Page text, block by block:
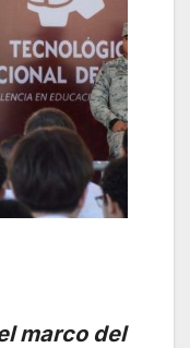
marco del